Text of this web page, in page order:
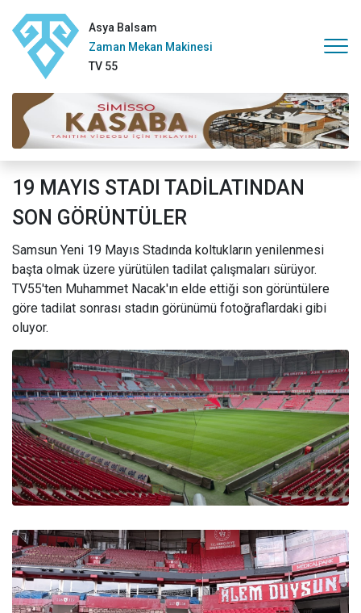
Asya Balsam
Zaman Mekan Makinesi
TV 55
19 MAYIS STADI TADİLATINDAN
SON GÖRÜNTÜLER
Samsun Yeni 19 Mayıs Stadında koltukların yenilenmesi
başta olmak üzere yürütülen tadilat çalışmaları sürüyor.
TV55'ten Muhammet Nacak'ın elde ettiği son görüntülere
göre tadilat sonrası stadın görünümü fotoğraflardaki gibi
oluyor.